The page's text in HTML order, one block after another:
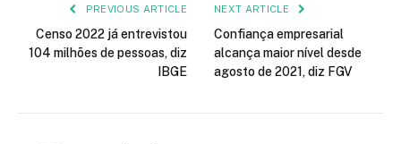
PREVIOUS ARTICLE
Censo 2022 já entrevistou
104 milhões de pessoas, diz
IBGE
NEXT ARTICLE
Confiança empresarial
alcança maior nível desde
agosto de 2021, diz FGV